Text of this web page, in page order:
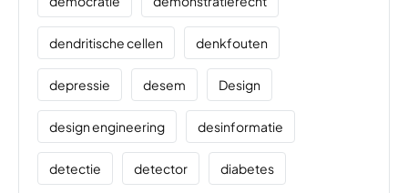
dendritische cellen denkfouten
depressie desem Design
design engineering desinformatie
detectie detector diabetes